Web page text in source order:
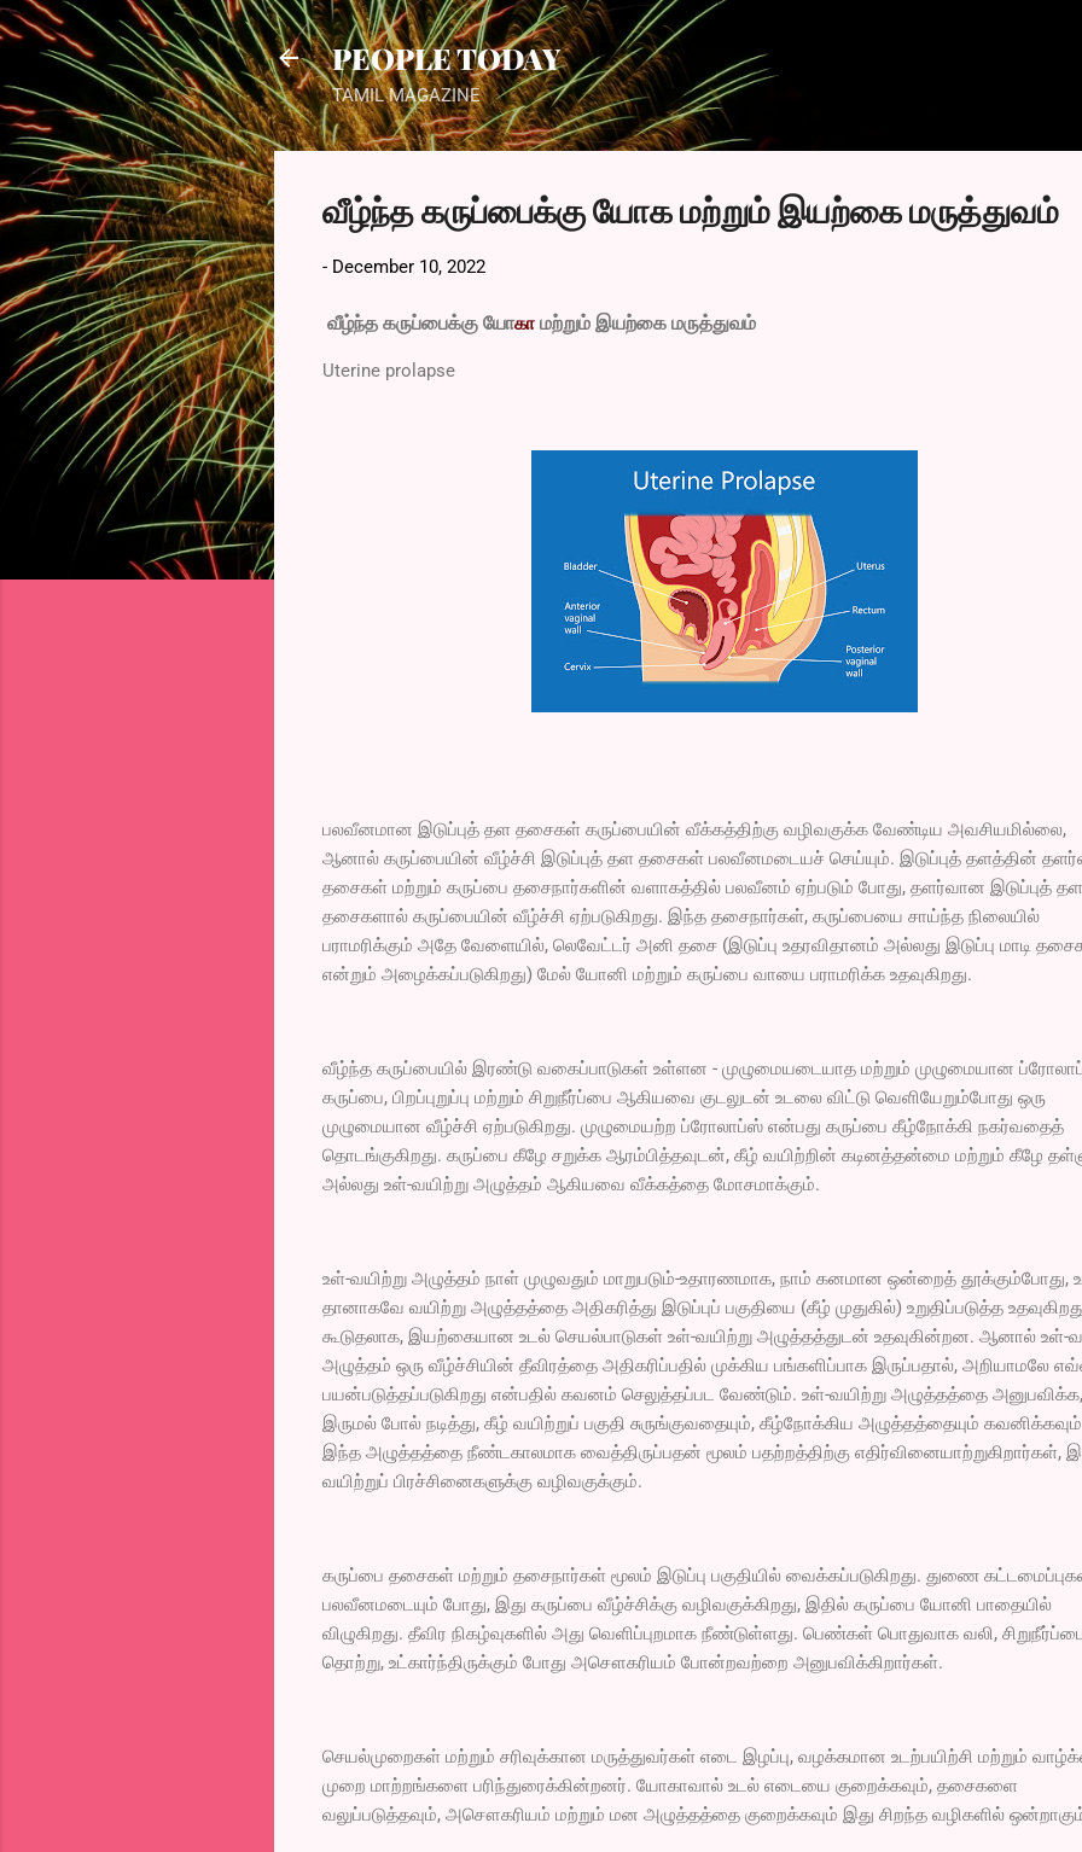
PEOPLE TODAY
TAMIL MAGAZINE
வீழ்ந்த கருப்பைக்கு யோக மற்றும் இயற்கை மருத்துவம்
- December 10, 2022
வீழ்ந்த கருப்பைக்கு யோகா மற்றும் இயற்கை மருத்துவம்
Uterine prolapse
பலவீனமான இடுப்புத் தள தசைகள் கருப்பையின் வீக்கத்திற்கு வழிவகுக்க வேண்டிய அவசியமில்லை,
ஆனால் கருப்பையின் வீழ்ச்சி இடுப்புத் தள தசைகள் பலவீனமடையச் செய்யும். இடுப்புத் தளத்தின்
தசைகள் மற்றும் கருப்பை தசைநார்களின் வளாகத்தில் பலவீனம் ஏற்படும் போது, ​​தளர்வான இடுப்புத்
தசைகளால் கருப்பையின் வீழ்ச்சி ஏற்படுகிறது. இந்த தசைநார்கள், கருப்பையை சாய்ந்த நிலையில்
பராமரிக்கும் அதே வேளையில், லெவேட்டர் அனி தசை (இடுப்பு உதரவிதானம் அல்லது இடுப்பு மாடி
என்றும் அழைக்கப்படுகிறது) மேல் யோனி மற்றும் கருப்பை வாயை பராமரிக்க உதவுகிறது.
வீழ்ந்த கருப்பையில் இரண்டு வகைப்பாடுகள் உள்ளன - முழுமையடையாத மற்றும் முழுமையான
கருப்பை, பிறப்புறுப்பு மற்றும் சிறுநீர்ப்பை ஆகியவை குடலுடன் உடலை விட்டு வெளியேறும்போது ஒரு
முழுமையான வீழ்ச்சி ஏற்படுகிறது. முழுமையற்ற ப்ரோலாப்ஸ் என்பது கருப்பை கீழ்நோக்கி நகர்வதைத்
தொடங்குகிறது. கருப்பை கீழே சறுக்க ஆரம்பித்தவுடன், கீழ் வயிற்றின் கடினத்தன்மை மற்றும் கீழே
அல்லது உள்-வயிற்று அழுத்தம் ஆகியவை வீக்கத்தை மோசமாக்கும்.
உள்-வயிற்று அழுத்தம் நாள் முழுவதும் மாறுபடும்-உதாரணமாக, நாம் கனமான ஒன்றைத் தூக்கும்போது,
தானாகவே வயிற்று அழுத்தத்தை அதிகரித்து இடுப்புப் பகுதியை (கீழ் முதுகில்) உறுதிப்படுத்த
கூடுதலாக, இயற்கையான உடல் செயல்பாடுகள் உள்-வயிற்று அழுத்தத்துடன் உதவுகின்றன. ஆனால் உள்-
அழுத்தம் ஒரு வீழ்ச்சியின் தீவிரத்தை அதிகரிப்பதில் முக்கிய பங்களிப்பாக இருப்பதால், அறியாமலே
பயன்படுத்தப்படுகிறது என்பதில் கவனம் செலுத்தப்பட வேண்டும். உள்-வயிற்று அழுத்தத்தை அனுபவிக்க,
இருமல் போல் நடித்து, கீழ் வயிற்றுப் பகுதி சுருங்குவதையும், கீழ்நோக்கிய அழுத்தத்தையும்
இந்த அழுத்தத்தை நீண்டகாலமாக வைத்திருப்பதன் மூலம் பதற்றத்திற்கு எதிர்வினையாற்றுகிறார்கள்,
வயிற்றுப் பிரச்சினைகளுக்கு வழிவகுக்கும்.
கருப்பை தசைகள் மற்றும் தசைநார்கள் மூலம் இடுப்பு பகுதியில் வைக்கப்படுகிறது. துணை
பலவீனமடையும் போது, ​​இது கருப்பை வீழ்ச்சிக்கு வழிவகுக்கிறது, இதில் கருப்பை யோனி பாதையில்
விழுகிறது. தீவிர நிகழ்வுகளில் அது வெளிப்புறமாக நீண்டுள்ளது. பெண்கள் பொதுவாக வலி,
தொற்று, உட்கார்ந்திருக்கும் போது அசௌகரியம் போன்றவற்றை அனுபவிக்கிறார்கள்.
செயல்முறைகள் மற்றும் சரிவுக்கான மருத்துவர்கள் எடை இழப்பு, வழக்கமான உடற்பயிற்சி மற்றும்
முறை மாற்றங்களை பரிந்துரைக்கின்றனர். யோகாவால் உடல் எடையை குறைக்கவும், தசைகளை
வலுப்படுத்தவும், அசௌகரியம் மற்றும் மன அழுத்தத்தை குறைக்கவும் இது சிறந்த வழிகளில்